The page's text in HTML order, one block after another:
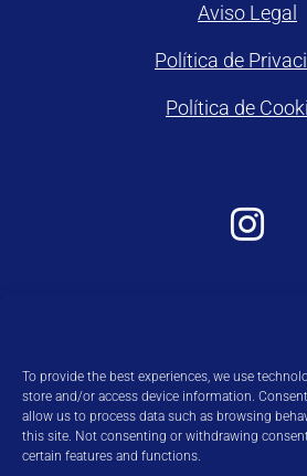
To provide the best experiences, we use
store and/or access device information.
allow us to process data such as browsing
this site. Not consenting or withdrawing
certain features and functions.
Aviso Legal
Política de
Política de